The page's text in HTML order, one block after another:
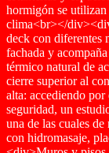
hormigón se utilizan
clima<br></
deck con diferentes
fachada y
térmico natural de
cierre superior al
alta: accediendo
seguridad, un
una de las cuales
con hidromasaje,